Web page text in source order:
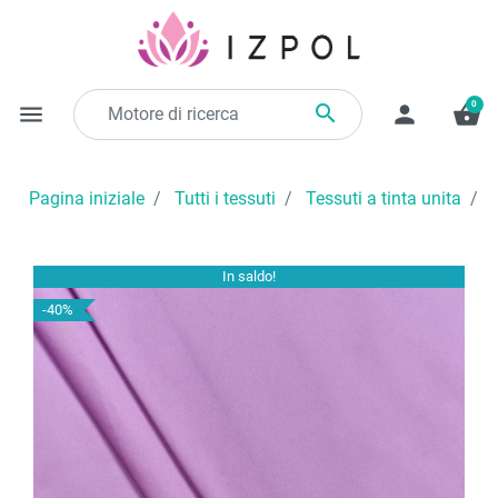
menu  person shopping_basket
0
Pagina iniziale Tutti i tessuti Tessuti a tinta unita
In saldo!
-40%